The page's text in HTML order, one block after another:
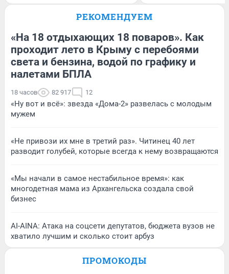
РЕКОМЕНДУЕМ
«На 18 отдыхающих 18 поваров». Как
проходит лето в Крыму с перебоями
света и бензина, водой по графику и
налетами БПЛА
18 часов 82 917 12
«Ну вот и всё»: звезда «Дома-2» развелась с молодым
мужем
«Не привози их мне в третий раз». Читинец 40 лет
разводит голубей, которые всегда к нему возвращаются
«Мы начали в самое нестабильное время»: как
многодетная мама из Архангельска создала свой
бизнес
AI-AINA: Атака на соцсети депутатов, бюджета вузов не
хватило лучшим и сколько стоит арбуз
ПРОМОКОДЫ